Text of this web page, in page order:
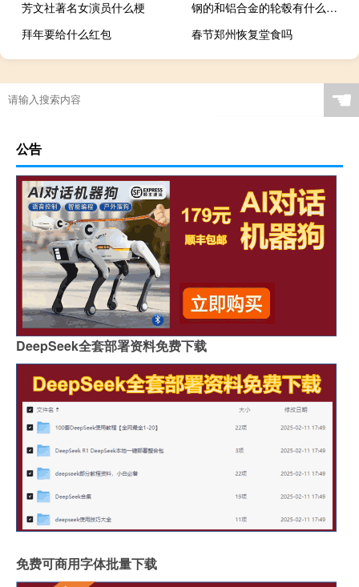
芳文社著名女演员什么梗
钢的和铝合金的轮毂有什么区别（铝合金轮毂和钢轮毂的区别）
拜年要给什么红包
春节郑州恢复堂食吗
☚
公告
DeepSeek全套部署资料免费下载
免费可商用字体批量下载